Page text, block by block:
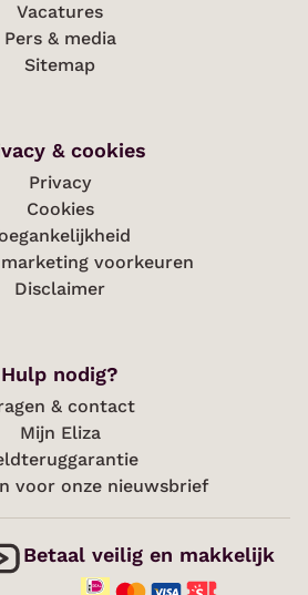
Vacatures
Pers & media
Sitemap
& cookies
Privacy
Cookies
voorkeuren
Disclaimer
Hulp nodig?
& contact
Mijn Eliza
voor onze nieuwsbrief
Betaal veilig en makkelijk